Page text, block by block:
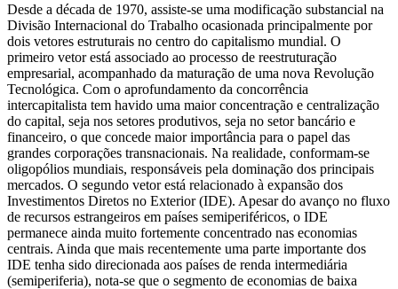
Desde a década de 1970, assiste-se uma modificação substancial na
Divisão Internacional do Trabalho ocasionada principalmente por
dois vetores estruturais no centro do capitalismo mundial. O
primeiro vetor está associado ao processo de reestruturação
empresarial, acompanhado da maturação de uma nova Revolução
Tecnológica. Com o aprofundamento da concorrência
intercapitalista tem havido uma maior concentração e centralização
do capital, seja nos setores produtivos, seja no setor bancário e
financeiro, o que concede maior importância para o papel das
grandes corporações transnacionais. Na realidade, conformam-se
oligopólios mundiais, responsáveis pela dominação dos principais
mercados. O segundo vetor está relacionado à expansão dos
Investimentos Diretos no Exterior (IDE). Apesar do avanço no fluxo
de recursos estrangeiros em países semiperiféricos, o IDE
permanece ainda muito fortemente concentrado nas economias
centrais. Ainda que mais recentemente uma parte importante dos
IDE tenha sido direcionada aos países de renda intermediária
(semiperiferia), nota-se que o segmento de economias de baixa